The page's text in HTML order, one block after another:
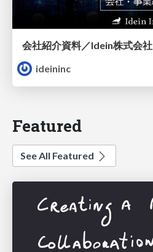
会社紹介資料／Idein株式会社
ideininc
Featured
See All Featured